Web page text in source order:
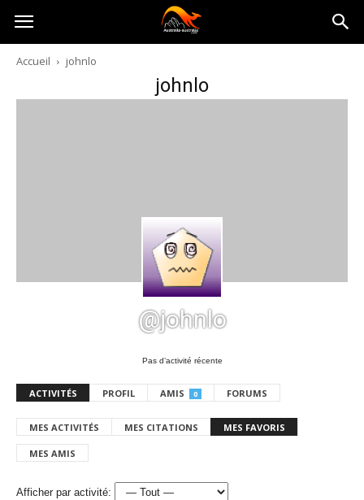
Australia-
australie.com
Accueil johnlo
johnlo
@johnlo
Pas d’activité récente
ACTIVITÉS PROFIL AMIS 0 FORUMS
MES ACTIVITÉS MES CITATIONS MES FAVORIS
MES AMIS
Afficher par activité: